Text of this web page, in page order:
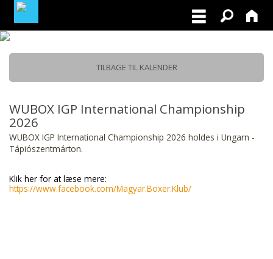
TILBAGE TIL KALENDER
WUBOX IGP International Championship
2026
WUBOX IGP International Championship 2026 holdes i Ungarn -
Tápiószentmárton.
Klik her for at læse mere:
https://www.facebook.com/Magyar.Boxer.Klub/